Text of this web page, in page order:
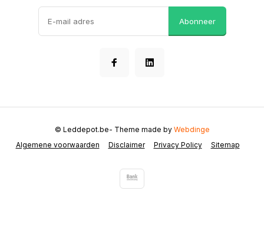
Abonneer
Algemene voorwaarden Disclaimer Privacy Policy Sitemap
© Leddepot.be- Theme made by Webdinge